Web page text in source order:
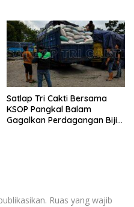
Potensi Kerugian Negara
Sebesar Rp6,7 Miliar
Satlap Tri Cakti Bersama
KSOP Pangkal Balam
Gagalkan Perdagangan Bijih
Ruas yang wajib